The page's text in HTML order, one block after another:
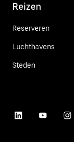
Reizen
Reserveren
Luchthavens
Steden